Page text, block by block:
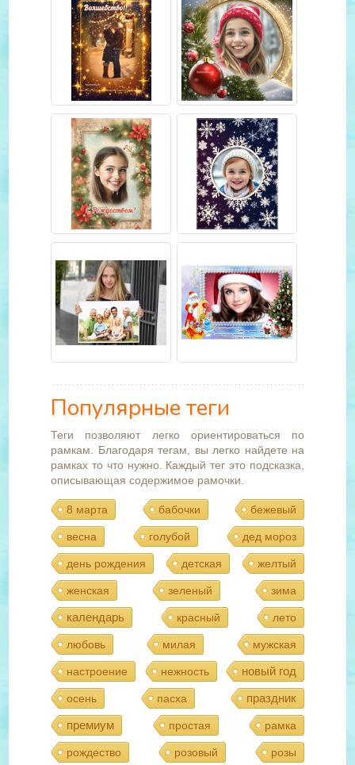
Популярные теги
Теги позволяют легко ориентироваться по
рамкам. Благодаря тегам, вы легко найдете на
рамках то что нужно. Каждый тег это подсказка,
описывающая содержимое рамочки.
8 марта бабочки бежевый
весна голубой дед мороз
день рождения детская желтый
женская зеленый зима
календарь красный лето
любовь милая мужская
настроение нежность новый год
осень пасха
праздник
премиум
простая рамка
рождество розовый розы